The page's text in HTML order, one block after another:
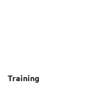
Training